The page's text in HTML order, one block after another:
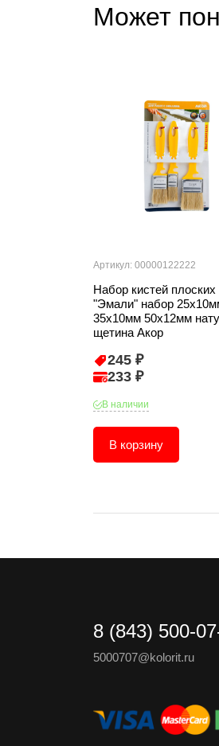
Может
Артикул: 00000122222
Набор кистей плоских
"Эмали" набор
35х10мм 50х12мм
щетина Акор
245 ₽
233 ₽
В наличии
В корзину
8 (843) 500-
5000707@kolorit.ru